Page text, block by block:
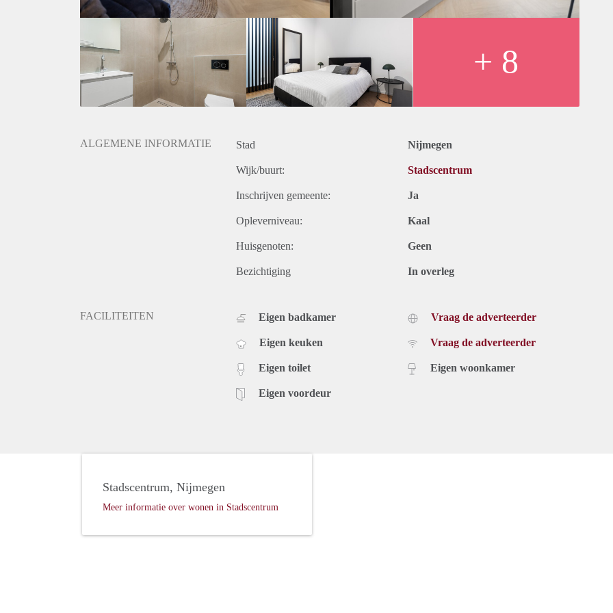
+ 8
ALGEMENE INFORMATIE Stad Nijmegen
Wijk/buurt: Stadscentrum
Inschrijven gemeente: Ja
Opleverniveau: Kaal
Huisgenoten: Geen
Bezichtiging In overleg
FACILITEITEN Eigen badkamer
Eigen keuken
Eigen toilet
Eigen voordeur
Vraag de adverteerder
Vraag de adverteerder
Eigen woonkamer
Stadscentrum, Nijmegen
Meer informatie over wonen in Stadscentrum